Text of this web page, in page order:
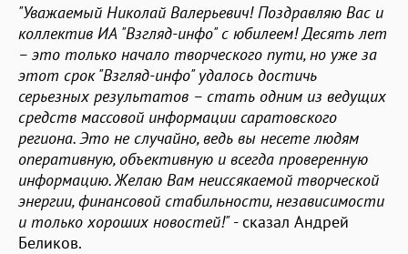
"Уважаемый Николай Валерьевич! Поздравляю Вас и
коллектив ИА "Взгляд-инфо" с юбилеем! Десять лет
– это только начало творческого пути, но уже за
этот срок "Взгляд-инфо" удалось достичь
серьезных результатов – стать одним из ведущих
средств массовой информации саратовского
региона. Это не случайно, ведь вы несете людям
оперативную, объективную и всегда проверенную
информацию. Желаю Вам неиссякаемой творческой
энергии, финансовой стабильности, независимости
и только хороших новостей!"- сказал Андрей
Беликов.